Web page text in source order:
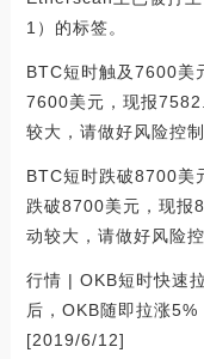
1）的标签。
BTC短时触及7600美
7600美元，现报
较大，请做好风险控
BTC短时跌破8700美
跌破8700美元，现报
动较大，请做好风险
行情 | OKB短时快速
后，OKB随即拉涨
[2019/6/12]